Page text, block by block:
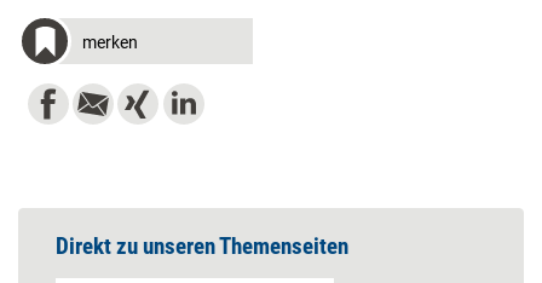
merken
Direkt zu unseren Themenseiten